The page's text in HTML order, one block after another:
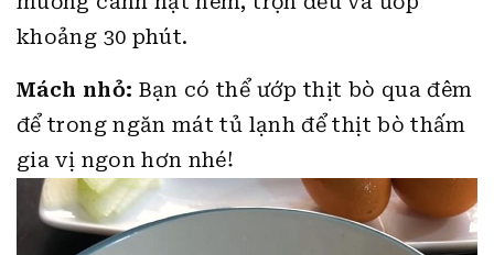
băm vào tô.
Cho lần lượt 1/2 muỗng canh đường, 1
muỗng canh dầu mè, 1 muỗng canh nước
tương, 1 muỗng canh dầu hào và 1/2
muỗng canh hạt nêm, trộn đều và ướp
khoảng 30 phút.
Mách nhỏ: Bạn có thể ướp thịt bò qua đêm